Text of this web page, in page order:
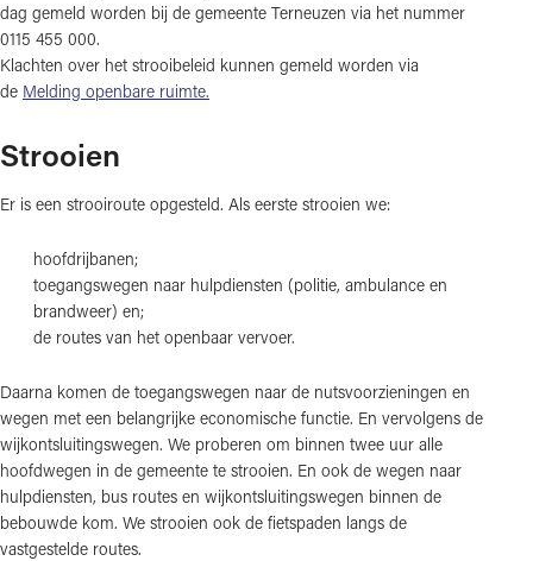
dag gemeld worden bij de gemeente Terneuzen via het nummer
0115 455 000.
Klachten over het strooibeleid kunnen gemeld worden via
de Melding openbare ruimte.
Strooien
Er is een strooiroute opgesteld. Als eerste strooien we:
hoofdrijbanen;
toegangswegen naar hulpdiensten (politie, ambulance en
brandweer) en;
de routes van het openbaar vervoer.
Daarna komen de toegangswegen naar de nutsvoorzieningen en
wegen met een belangrijke economische functie. En vervolgens de
wijkontsluitingswegen. We proberen om binnen twee uur alle
hoofdwegen in de gemeente te strooien. En ook de wegen naar
hulpdiensten, bus routes en wijkontsluitingswegen binnen de
bebouwde kom. We strooien ook de fietspaden langs de
vastgestelde routes.